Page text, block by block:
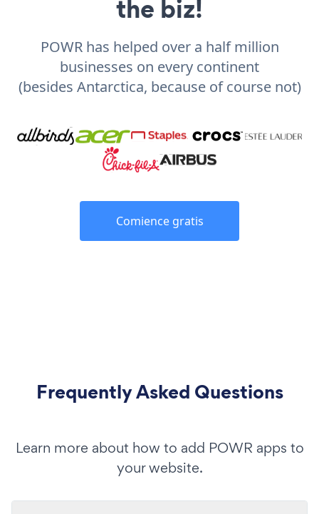
the biz!
POWR has helped over a half million
businesses on every continent
(besides Antarctica, because of course not)
Comience gratis
Frequently Asked Questions
Learn more about how to add POWR apps to
your website.